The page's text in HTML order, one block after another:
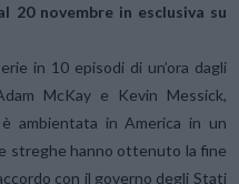
20 novembre in esclusiva su
in 10 episodi di un’ora dagli
McKay e Kevin Messick,
ambientata in America in un
streghe hanno ottenuto la fine
con il governo degli Stati